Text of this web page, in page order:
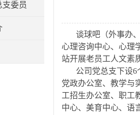
支委员
谈球吧（外事办
心理咨询中心、心理
站开展老员工人文素
公司党总支下设6
党政办公室、教学与
工招生办公室、职工
中心、美育中心、语